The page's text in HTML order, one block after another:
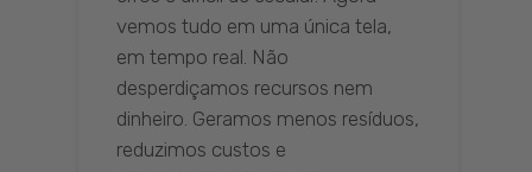
vemos tudo em uma única tela,
em tempo real. Não
desperdiçamos recursos nem
dinheiro. Geramos menos resíduos,
reduzimos custos e